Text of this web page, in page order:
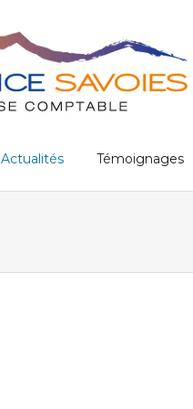
Actualités Témoignages